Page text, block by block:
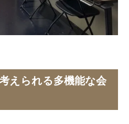
えられる多機能な会